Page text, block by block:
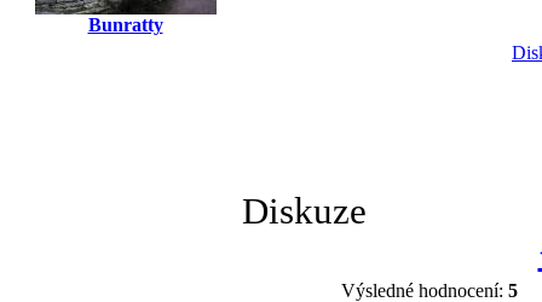
Bunratty
Diskuze
Výsledné hodnocení: 5